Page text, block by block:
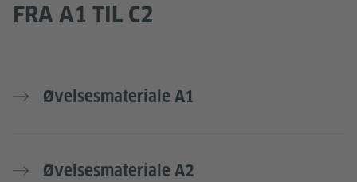
FRA A1 TIL C2
Øvelsesmateriale A1
Øvelsesmateriale A2